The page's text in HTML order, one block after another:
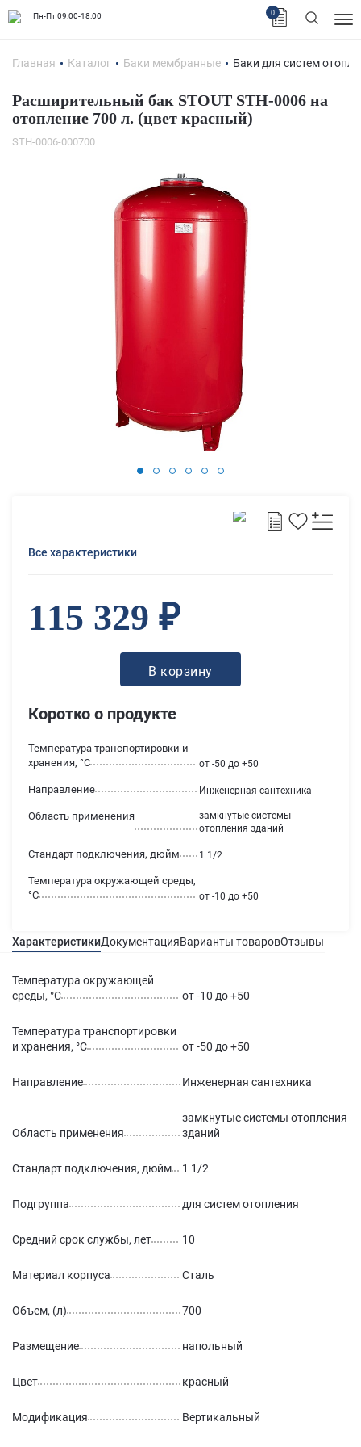
Пн-Пт 09:00-18:00 0
Главная Каталог Баки мембранные Баки для систем
Расширительный бак STOUT STH-0006 на
отопление 700 л. (цвет красный)
STH-0006-000700
Коротко о продукте
Температура окружающей среды,
°С
от -10 до +50
Температура транспортировки и
хранения, °С
от -50 до +50
Направление Инженерная сантехника
Область применения
замкнутые системы
отопления зданий
Стандарт подключения, дюйм 1 1/2
Все характеристики
115 329 ₽
В корзину
ХарактеристикиДокументацияВарианты товаровОтзывы
Температура окружающей
среды, °С
от -10 до +50
Температура транспортировки
и хранения, °С
от -50 до +50
Направление Инженерная сантехника
Область применения
замкнутые системы отопления
зданий
Стандарт подключения, дюйм 1 1/2
Подгруппа для систем отопления
Средний срок службы, лет 10
Материал корпуса Сталь
Объем, (л) 700
Размещение напольный
Цвет красный
Модификация Вертикальный